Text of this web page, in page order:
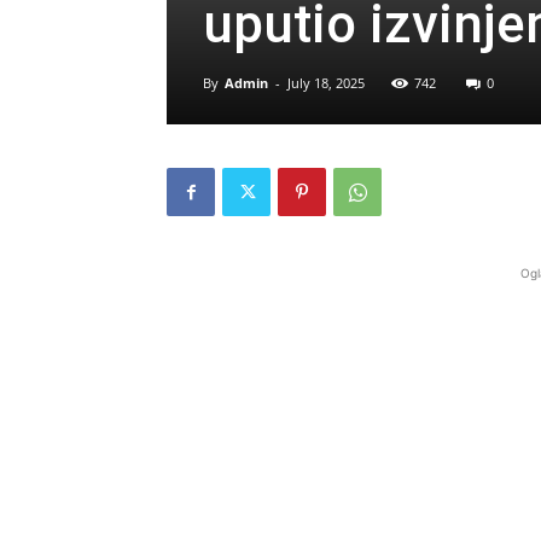
uputio
By Admin - July 18, 2025 742 0